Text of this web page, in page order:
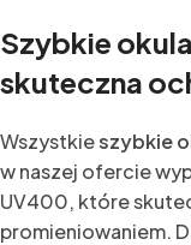
Szybkie
skuteczna
Wszystkieszybkie
w naszej ofercie
UV400, które
promieniowaniem.